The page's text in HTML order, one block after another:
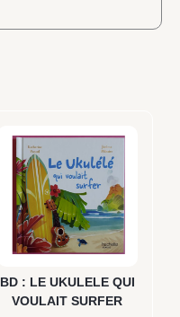
BD : LE UKULELE QUI
VOULAIT SURFER